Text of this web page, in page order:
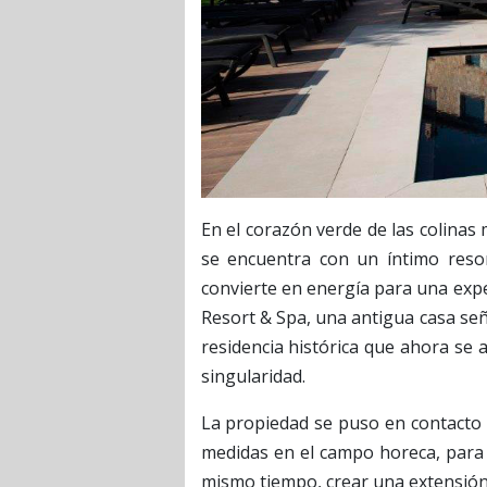
En el corazón verde de las
se encuentra con un íntimo
convierte en energía para una
Resort & Spa, una antigua casa
residencia histórica que ahora se
singularidad.
La propiedad se puso en
medidas en el campo horeca,
mismo tiempo, crear una